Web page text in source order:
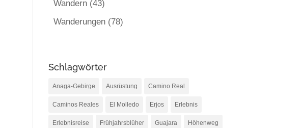
Wandern(43)
Wanderungen(78)
Schlagwörter
Anaga-Gebirge Ausrüstung Camino Real
Caminos Reales El Molledo Erjos Erlebnis
Erlebnisreise Frühjahrsblüher Guajara Höhenweg